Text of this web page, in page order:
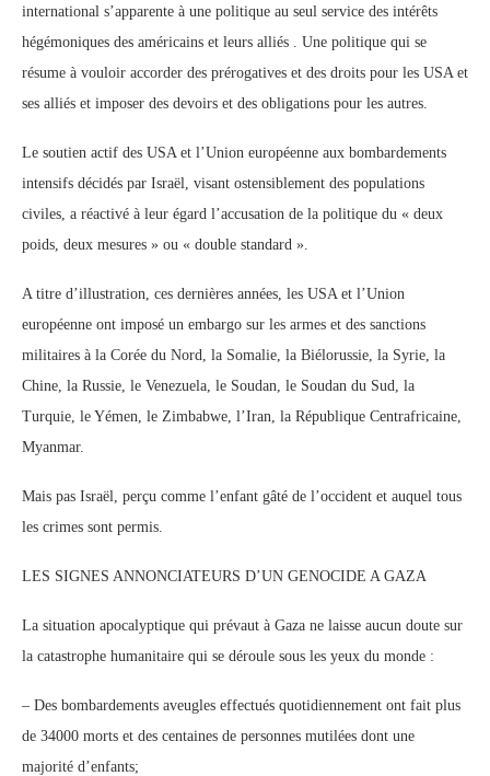
international s’apparente à une politique au seul service des intérêts
hégémoniques des américains et leurs alliés . Une politique qui se
résume à vouloir accorder des prérogatives et des droits pour les USA et
ses alliés et imposer des devoirs et des obligations pour les autres.
Le soutien actif des USA et l’Union européenne aux bombardements
intensifs décidés par Israël, visant ostensiblement des populations
civiles, a réactivé à leur égard l’accusation de la politique du « deux
poids, deux mesures » ou « double standard ».
A titre d’illustration, ces dernières années, les USA et l’Union
européenne ont imposé un embargo sur les armes et des sanctions
militaires à la Corée du Nord, la Somalie, la Biélorussie, la Syrie, la
Chine, la Russie, le Venezuela, le Soudan, le Soudan du Sud, la
Turquie, le Yémen, le Zimbabwe, l’Iran, la République Centrafricaine,
Myanmar.
Mais pas Israël, perçu comme l’enfant gâté de l’occident et auquel tous
les crimes sont permis.
LES SIGNES ANNONCIATEURS D’UN GENOCIDE A GAZA
La situation apocalyptique qui prévaut à Gaza ne laisse aucun doute sur
la catastrophe humanitaire qui se déroule sous les yeux du monde :
– Des bombardements aveugles effectués quotidiennement ont fait plus
de 34000 morts et des centaines de personnes mutilées dont une
majorité d’enfants;